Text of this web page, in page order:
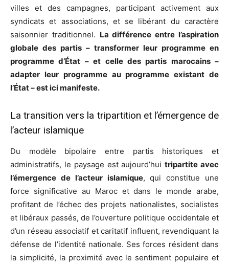
villes et des campagnes, participant activement aux
syndicats et associations, et se libérant du caractère
saisonnier traditionnel. La différence entre l’aspiration
globale des partis – transformer leur programme en
programme d’État – et celle des partis marocains –
adapter leur programme au programme existant de
l’État – est ici manifeste.
La transition vers la tripartition et l’émergence de
l’acteur islamique
Du modèle bipolaire entre partis historiques et
administratifs, le paysage est aujourd’huitripartite avec
l’émergence de l’acteur islamique, qui constitue une
force significative au Maroc et dans le monde arabe,
profitant de l’échec des projets nationalistes, socialistes
et libéraux passés, de l’ouverture politique occidentale et
d’un réseau associatif et caritatif influent, revendiquant la
défense de l’identité nationale. Ses forces résident dans
la simplicité, la proximité avec le sentiment populaire et